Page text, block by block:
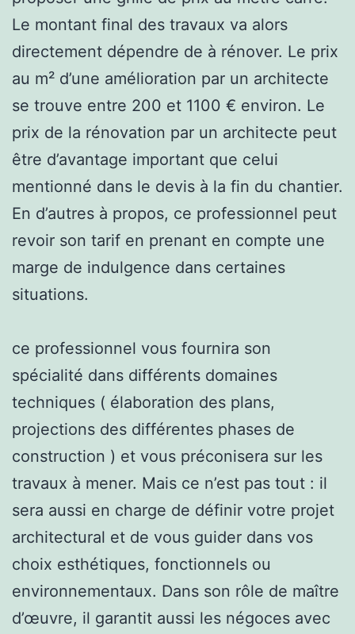
Le montant final des travaux va alors
directement dépendre de à rénover. Le prix
au m² d’une amélioration par un architecte
se trouve entre 200 et 1100 € environ. Le
prix de la rénovation par un architecte peut
être d’avantage important que celui
mentionné dans le devis à la fin du chantier.
En d’autres à propos, ce professionnel peut
revoir son tarif en prenant en compte une
marge de indulgence dans certaines
situations.
ce professionnel vous fournira son
spécialité dans différents domaines
techniques ( élaboration des plans,
projections des différentes phases de
construction ) et vous préconisera sur les
travaux à mener. Mais ce n’est pas tout : il
sera aussi en charge de définir votre projet
architectural et de vous guider dans vos
choix esthétiques, fonctionnels ou
environnementaux. Dans son rôle de maître
d’œuvre, il garantit aussi les négoces avec